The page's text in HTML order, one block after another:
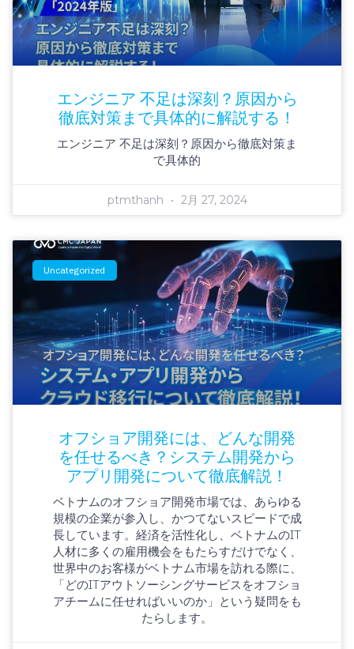
エンジニア 不足は深刻？原因から
徹底対策まで具体的に解説する！
エンジニア 不足は深刻？原因から徹底対策ま
で具体的
ptmthanh 2月 27, 2024
Uncategorized
オフショア開発には、どんな開発
を任せるべき？システム開発から
アプリ開発について徹底解説！
ベトナムのオフショア開発市場では、あらゆる
規模の企業が参入し、かつてないスピードで成
長しています。経済を活性化し、ベトナムのIT
人材に多くの雇用機会をもたらすだけでなく、
世界中のお客様がベトナム市場を訪れる際に、
「どのITアウトソーシングサービスをオフショ
アチームに任せればいいのか」という疑問をも
たらします。